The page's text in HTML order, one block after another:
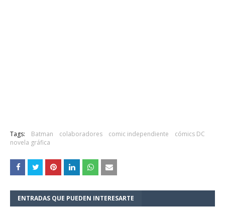
Tags: Batman colaboradores comic independiente
cómics DC
novela gráfica
ENTRADAS QUE PUEDEN INTERESARTE